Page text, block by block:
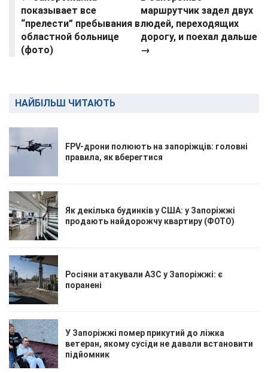
показывает все
“прелести” пребывания в
областной больнице
(фото)
маршрутчик задел двух
людей, переходящих
дорогу, и поехал дальше
→
НАЙБІЛЬШ ЧИТАЮТЬ
FPV-дрони полюють на запоріжців: головні
правила, як вберегтися
Як декілька будинків у США: у Запоріжжі
продають найдорожчу квартиру (ФОТО)
Росіяни атакували АЗС у Запоріжжі: є
поранені
У Запоріжжі помер прикутий до ліжка
ветеран, якому сусіди не давали встановити
підйомник